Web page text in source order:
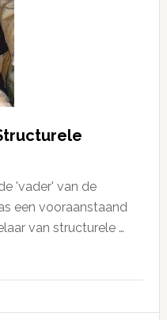
'vader' van de
een vooraanstaand
van structurele …